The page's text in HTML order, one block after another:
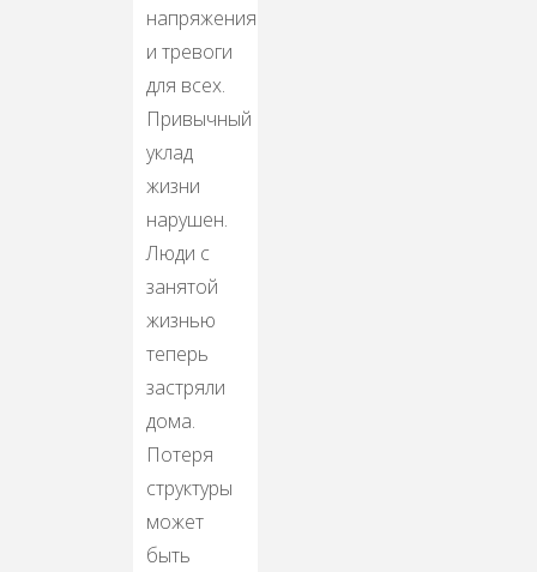
напряжения
и тревоги
для всех.
Привычный
уклад
жизни
нарушен.
Люди с
занятой
жизнью
теперь
застряли
дома.
Потеря
структуры
может
быть